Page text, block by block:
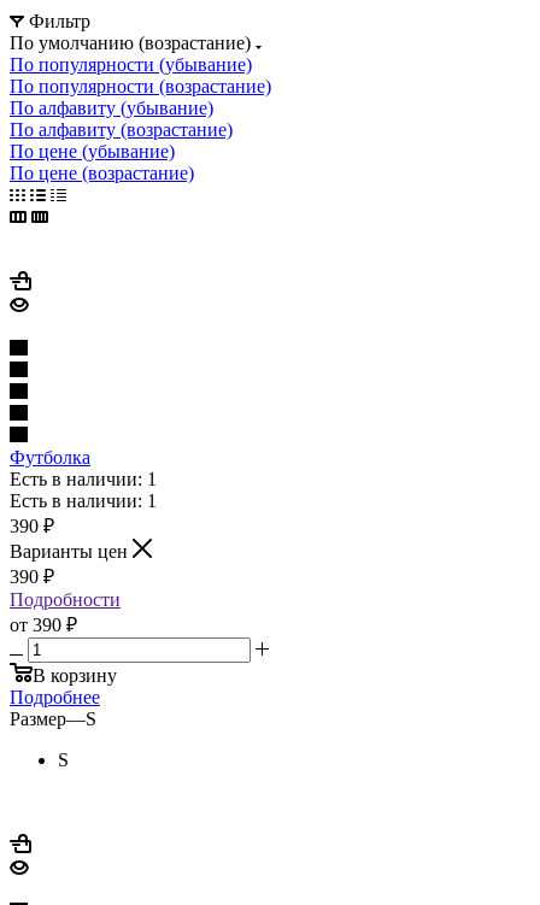
Фильтр
По умолчанию (возрастание)
По популярности (убывание)
По популярности (возрастание)
По алфавиту (убывание)
По алфавиту (возрастание)
По цене (убывание)
По цене (возрастание)
Футболка
Есть в наличии: 1
Есть в наличии: 1
390 ₽
Варианты цен
390 ₽
Подробности
от 390 ₽
В корзину
Подробнее
Размер—S
S